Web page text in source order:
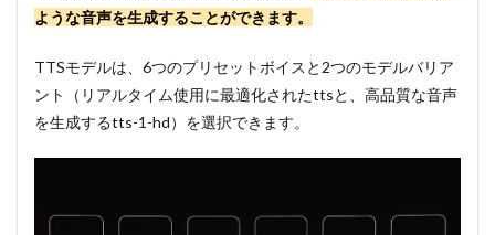
ような音声を生成することができます。
TTSモデルは、6つのプリセットボイスと2つのモデルバリア
ント（リアルタイム使用に最適化されたttsと、高品質な音声
を生成するtts-1-hd）を選択できます。